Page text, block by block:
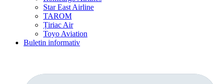
Star East Airline
TAROM
Țiriac Air
Toyo Aviation
Buletin informativ